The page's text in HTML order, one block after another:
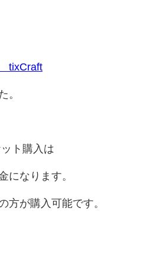
tixCraft
。
ト購入は
になります。
方が購入可能です。